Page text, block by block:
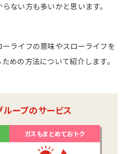
ない方も多いかと思います。
ライフの意味やスローライフを
めの方法について紹介します。
ープのサービス
ガスもまとめておトク